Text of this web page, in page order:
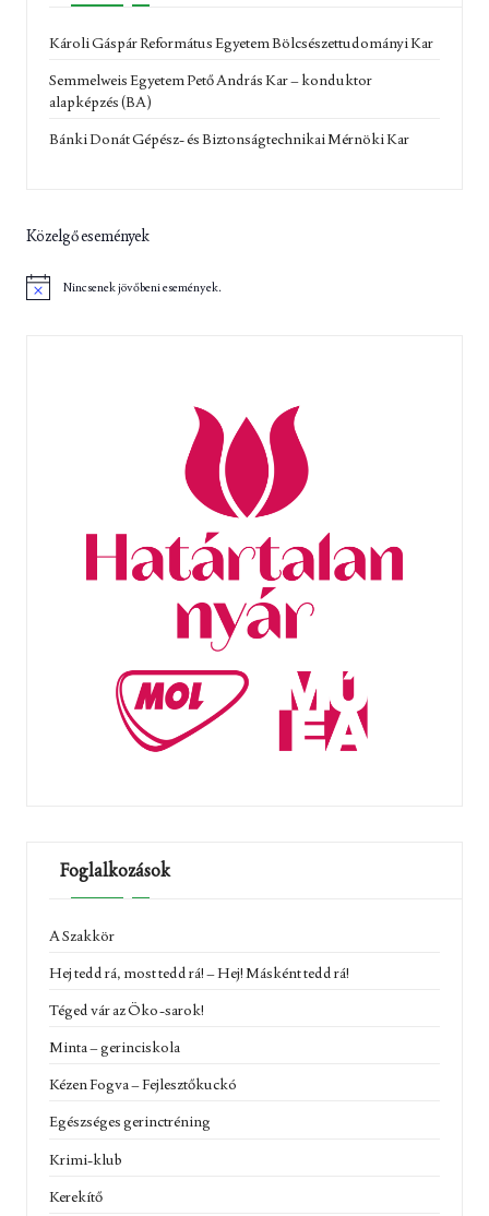
Károli Gáspár Református Egyetem Bölcsészettudományi Kar
Semmelweis Egyetem Pető András Kar – konduktor
alapképzés (BA)
Bánki Donát Gépész- és Biztonságtechnikai Mérnöki Kar
Közelgő események
Nincsenek jövőbeni események.
Foglalkozások
A Szakkör
Hej tedd rá, most tedd rá! – Hej! Másként tedd rá!
Téged vár az Öko-sarok!
Minta – gerinciskola
Kézen Fogva – Fejlesztőkuckó
Egészséges gerinctréning
Krimi-klub
Kerekítő